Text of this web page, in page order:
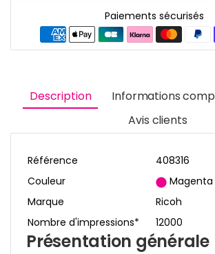
Paiements sécurisés
Description
Informations
Avis clients
Référence
408316
Couleur
Magenta
Marque
Ricoh
Nombre d'impressions*
12000
Présentation générale